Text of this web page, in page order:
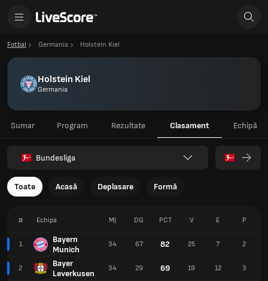
Fotbal Germania Holstein Kiel
Holstein Kiel
Germania
Sumar Program Rezultate Clasament Echipă
Bundesliga
Toate Acasă Deplasare Formă
# Echipa
1
Bayern
Munich
2
Bayer
Leverkusen
MJ DG PCT V E P
34 67 82 25 7 2
34 29 69 19 12 3